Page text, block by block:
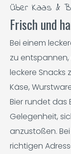
Über Kaas &
Frisch und
Bei einem
zu
leckere Snacks
Käse,
Bier rundet das
Gelegenheit,
anzustoßen.
richtigen